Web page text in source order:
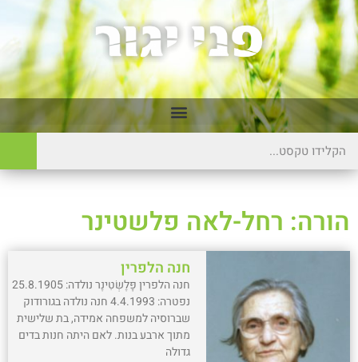
הורה: רחל-לאה פלשטינר
חנה הלפרין
חנה הלפרין פָּלֶשְׂטִינֶר נולדה: 25.8.1905
נפטרה: 4.4.1993 חנה נולדה בגורודוק
שברוסיה למשפחה אמידה, בת שלישית
מתוך ארבע בנות. לאם היתה חנות בדים
גדולה